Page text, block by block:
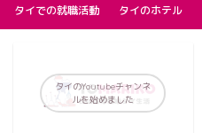
タイでの就職活動 タイのホテル
タイのYoutubeチャンネ
ルを始めました